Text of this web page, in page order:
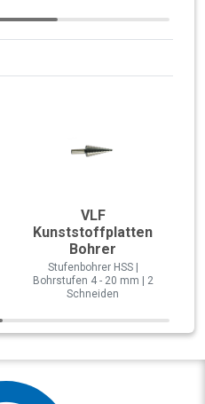
VLF
Kunststoffplatten
Bohrer
Stufenbohrer HSS |
Bohrstufen 4 - 20 mm | 2
Schneiden